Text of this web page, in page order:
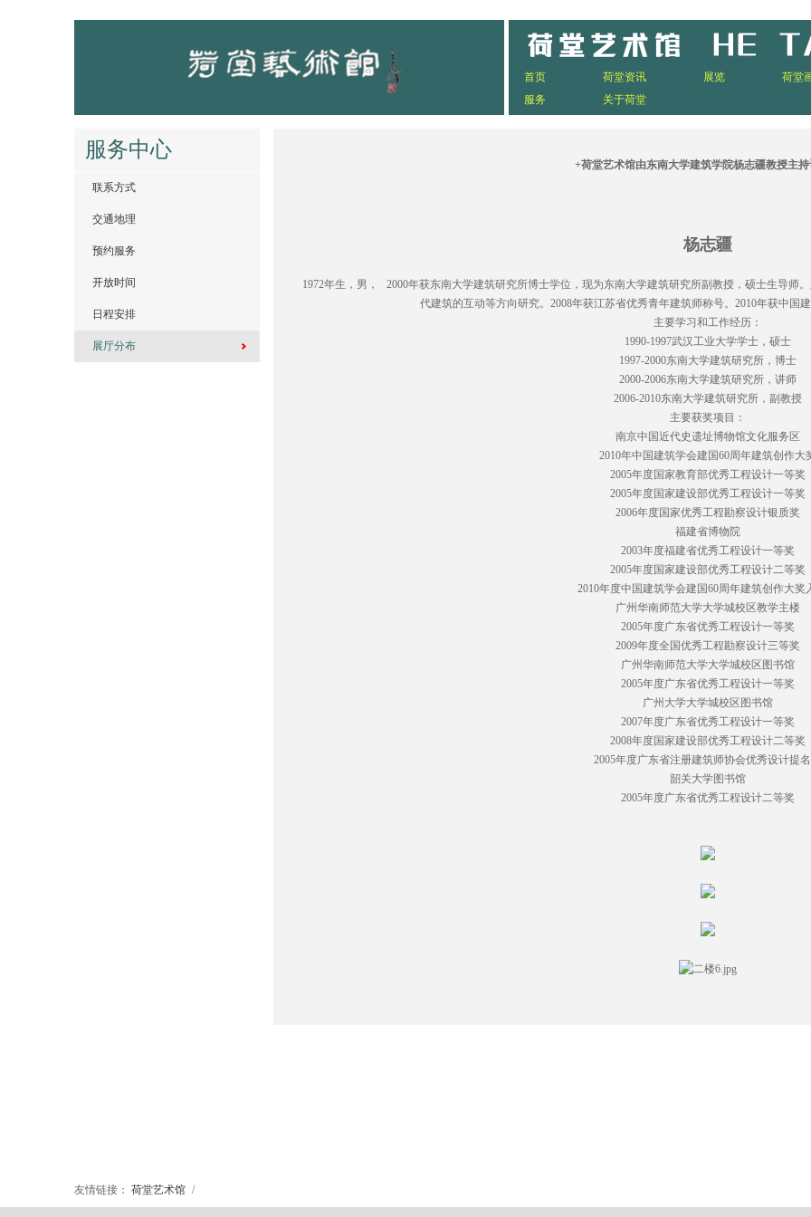
首页 荷堂资讯 展览 荷堂
服务
关于荷堂
服务中心
联系方式
交通地理
预约服务
开放时间
日程安排
展厅分布
+荷堂艺术馆由东南大学建筑学院杨志疆教授主持
杨志疆
1972年生，男， 2000年获东南大学建筑研究所博士学位，现为东南大学建筑研究所副教授，硕士生导师
代建筑的互动等方向研究。2008年获江苏省优秀青年建筑师称号。2010年获中国
主要学习和工作经历：
1990-1997武汉工业大学学士，硕士
1997-2000东南大学建筑研究所，博士
2000-2006东南大学建筑研究所，讲师
2006-2010东南大学建筑研究所，副教授
主要获奖项目：
南京中国近代史遗址博物馆文化服务区
2010年中国建筑学会建国60周年建筑创作大
2005年度国家教育部优秀工程设计一等奖
2005年度国家建设部优秀工程设计一等奖
2006年度国家优秀工程勘察设计银质奖
福建省博物院
2003年度福建省优秀工程设计一等奖
2005年度国家建设部优秀工程设计二等奖
2010年度中国建筑学会建国60周年建筑创作大奖
广州华南师范大学大学城校区教学主楼
2005年度广东省优秀工程设计一等奖
2009年度全国优秀工程勘察设计三等奖
广州华南师范大学大学城校区图书馆
2005年度广东省优秀工程设计一等奖
广州大学大学城校区图书馆
2007年度广东省优秀工程设计一等奖
2008年度国家建设部优秀工程设计二等奖
2005年度广东省注册建筑师协会优秀设计提
韶关大学图书馆
2005年度广东省优秀工程设计二等奖
友情链接： 荷堂艺术馆 /